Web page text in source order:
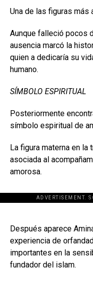
Una de las figuras más
Aunque falleció pocos
ausencia marcó la
quien a dedicaría su
humano.
SÍMBOLO ESPIRITUAL
Posteriormente
símbolo espiritual de
La figura materna en la
asociada al
amorosa.
ADVERTISEMENT.
Después aparece
experiencia de
importantes en la
fundador del islam.